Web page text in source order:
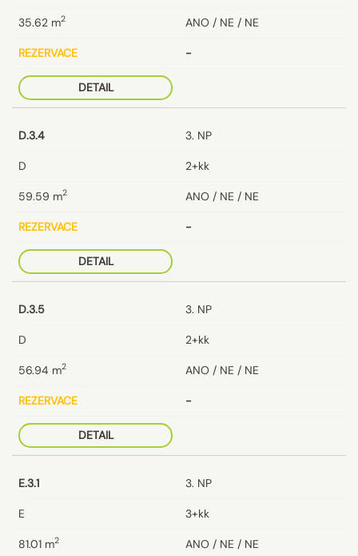
35.62 m2 ANO / NE / NE
REZERVACE -
DETAIL
D.3.4 3. NP
D 2+kk
59.59 m2 ANO / NE / NE
REZERVACE -
DETAIL
D.3.5 3. NP
D 2+kk
56.94 m2 ANO / NE / NE
REZERVACE -
DETAIL
E.3.1 3. NP
E 3+kk
81.01 m2 ANO / NE / NE